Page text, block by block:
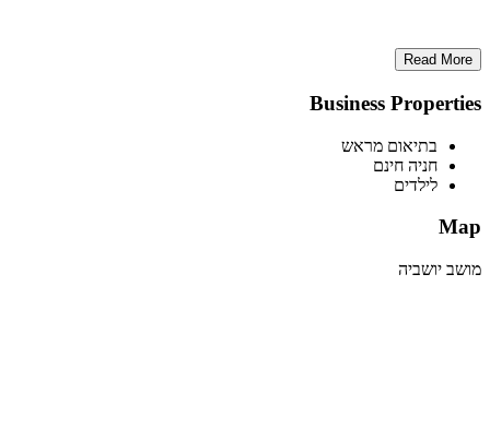
Read More
Business Properties
בתיאום מראש
חניה חינם
לילדים
Map
מושב יושביה